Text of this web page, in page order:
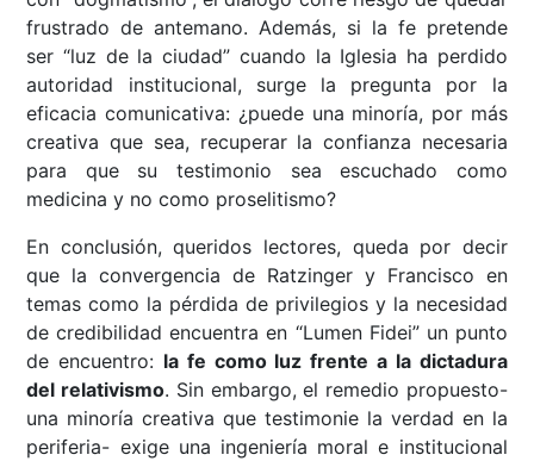
frustrado de antemano. Además, si la fe pretende
ser “luz de la ciudad” cuando la Iglesia ha perdido
autoridad institucional, surge la pregunta por la
eficacia comunicativa: ¿puede una minoría, por más
creativa que sea, recuperar la confianza necesaria
para que su testimonio sea escuchado como
medicina y no como proselitismo?
En conclusión, queridos lectores, queda por decir
que la convergencia de Ratzinger y Francisco en
temas como la pérdida de privilegios y la necesidad
de credibilidad encuentra en “Lumen Fidei” un punto
de encuentro: la fe como luz frente a la dictadura
del relativismo. Sin embargo, el remedio propuesto-
una minoría creativa que testimonie la verdad en la
periferia- exige una ingeniería moral e institucional